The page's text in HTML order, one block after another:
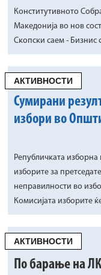
Конститутивното
Македонија во нов
Скопски саем - Бизнис
АКТИВНОСТИ
Сумирани
избори во
Републичката изборна
изборите за
неправилности во
Комисијата изборите
АКТИВНОСТИ
По барање на